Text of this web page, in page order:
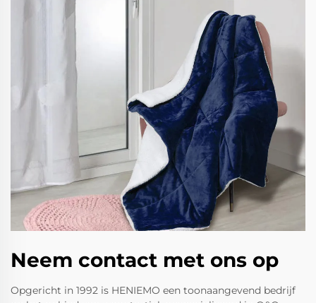
Neem contact met ons op
Opgericht in 1992 is HENIEMO een toonaangevend bedrijf